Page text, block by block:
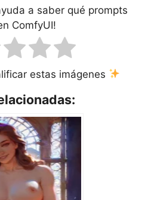
a saber qué prompts
ComfyUI!
estas imágenes